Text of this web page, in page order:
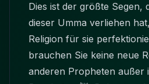
Dies ist der größte Segen,
dieser Umma verliehen
Religion für sie
brauchen Sie keine neue
anderen Propheten außer